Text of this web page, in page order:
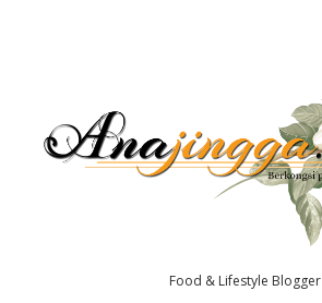
Food & Lifestyle Blogger